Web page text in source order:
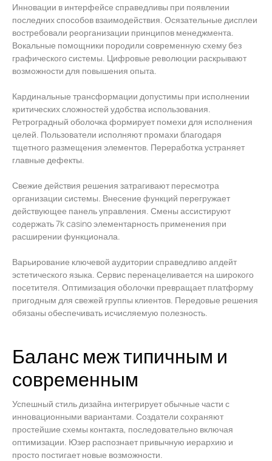
Инновации в интерфейсе справедливы при появлении
последних способов взаимодействия. Осязательные дисплеи
востребовали реорганизации принципов менеджмента.
Вокальные помощники породили современную схему без
графического системы. Цифровые революции раскрывают
возможности для повышения опыта.
Кардинальные трансформации допустимы при исполнении
критических сложностей удобства использования.
Ретроградный оболочка формирует помехи для исполнения
целей. Пользователи исполняют промахи благодаря
тщетного размещения элементов. Переработка устраняет
главные дефекты.
Свежие действия решения затрагивают пересмотра
организации системы. Внесение функций перегружает
действующее панель управления. Смены ассистируют
содержать 7k casino элементарность применения при
расширении функционала.
Варьирование ключевой аудитории справедливо апдейт
эстетического языка. Сервис перенацеливается на широкого
посетителя. Оптимизация оболочки превращает платформу
пригодным для свежей группы клиентов. Передовые решения
обязаны обеспечивать исчисляемую полезность.
Баланс меж типичным и
современным
Успешный стиль дизайна интегрирует обычные части с
инновационными вариантами. Создатели сохраняют
простейшие схемы контакта, последовательно включая
оптимизации. Юзер распознает привычную иерархию и
просто постигает новые возможности.